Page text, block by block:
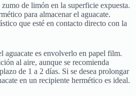
de limón en la superficie expuesta.
para almacenar el aguacate.
que esté en contacto directo con la
aguacate es envolverlo en papel film.
al aire, aunque se recomienda
de 1 a 2 días. Si se desea prolongar
en un recipiente hermético es ideal.